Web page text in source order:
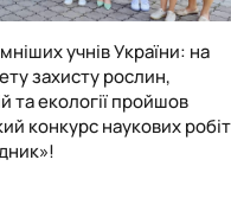
учнів України: на
захисту рослин,
та екології пройшов
конкурс наукових робіт